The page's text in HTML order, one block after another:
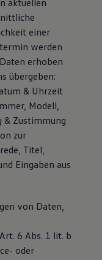
aktuellen
einer
werden
erhoben
übergeben:
& Uhrzeit
Modell,
& Zustimmung
zur
Titel,
Eingaben aus
von Daten,
6 Abs. 1 lit. b
oder